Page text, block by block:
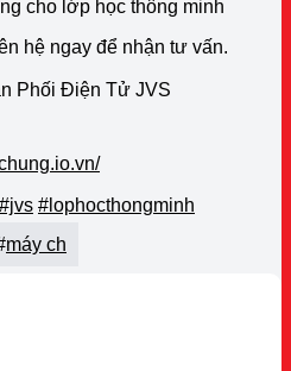
cho lớp học thông minh
hệ ngay để nhận tư vấn.
Phối Điện Tử JVS
#jvs #lophocthongminh
máy ch